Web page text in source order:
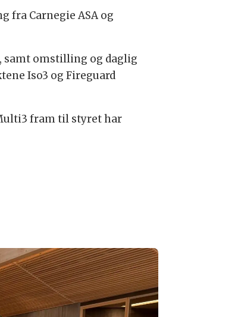
fra Carnegie ASA og
samt omstilling og daglig
Iso3 og Fireguard
fram til styret har